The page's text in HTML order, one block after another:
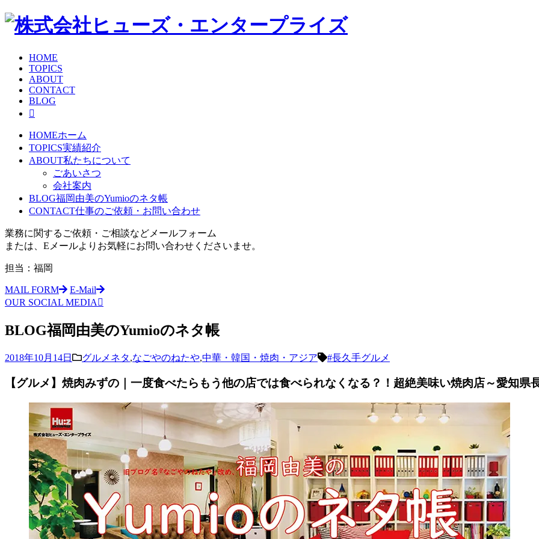
HOME
TOPICS
ABOUT
CONTACT
BLOG
HOMEホーム
TOPICS実績紹介
ABOUT私たちについて
ごあいさつ
会社案内
BLOG福岡由美のYumioのネタ帳
CONTACT仕事のご依頼・お問い合わせ
業務に関するご依頼・ご相談などメールフォーム
または、Eメールよりお気軽にお問い合わせくださいませ。
担当：福岡
MAIL FORM
E-Mail
OUR SOCIAL MEDIA
BLOG福岡由美のYumioのネタ帳
2018年10月14日 グルメネタ,なごやのねたや,中華・韓国・焼肉・アジア #長久手グルメ
【グルメ】焼肉みずの｜一度食べたらもう他の店では食べられなくなる？！超絶美味い焼肉店～愛知県